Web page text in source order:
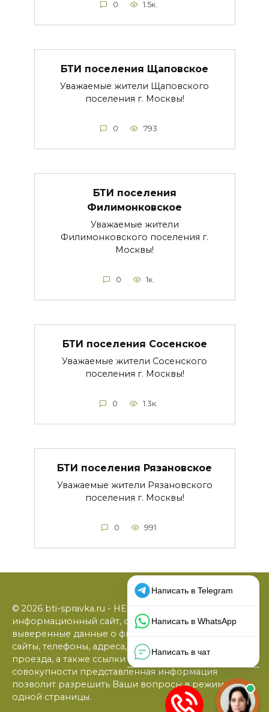
0 1.5к.
БТИ поселения Щаповское
Уважаемые жители Щаповского
поселения г. Москвы!
0 793
БТИ поселения
Филимонковское
Уважаемые жители
Филимонковского поселения г.
Москвы!
0 1к.
БТИ поселения Сосенское
Уважаемые жители Сосенского
поселения г. Москвы!
0 1.3к.
БТИ поселения Рязановское
Уважаемые жители Рязановского
поселения г. Москвы!
0 991
© 2026 bti-spravka.ru - НЕофициальный
информационный сайт, содержащий открытые
выверенные данные о филиалах БТИ: официальные
сайты, телефоны, адреса, графики работы, схемы
проезда, а также ссылки на юридические фирмы. В
совокупности представленная информация
позволит разрешить Ваши вопросы в режиме
одной страницы.